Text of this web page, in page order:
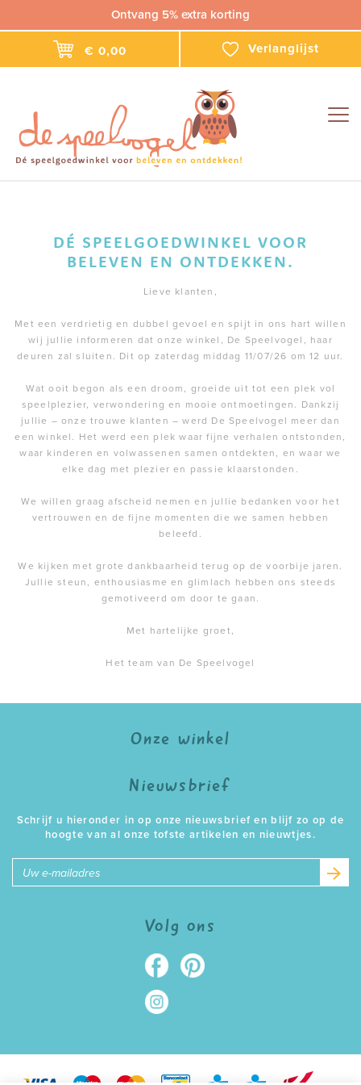
Ontvang 5% extra korting
€ 0,00 Verlanglijst
DÉ SPEELGOEDWINKEL VOOR
BELEVEN EN ONTDEKKEN.
Lieve klanten,
Met een verdrietig en dubbel gevoel en spijt in ons hart willen
wij jullie informeren dat onze winkel, De Speelvogel, haar
deuren zal sluiten. Dit op zaterdag middag 11/07/26 om 12 uur.
Wat ooit begon als een droom, groeide uit tot een plek vol
speelplezier, verwondering en mooie ontmoetingen. Dankzij
jullie – onze trouwe klanten – werd De Speelvogel meer dan
een winkel. Het werd een plek waar fijne verhalen ontstonden,
waar kinderen en volwassenen samen ontdekten, en waar we
elke dag met plezier en passie klaarstonden.
We willen graag afscheid nemen en jullie bedanken voor het
vertrouwen en de fijne momenten die we samen hebben
beleefd.
We kijken met grote dankbaarheid terug op de voorbije jaren.
Jullie steun, enthousiasme en glimlach hebben ons steeds
gemotiveerd om door te gaan.
Met hartelijke groet,
Het team van De Speelvogel
Onze winkel
Nieuwsbrief
Schrijf u hieronder in op onze nieuwsbrief en blijf zo op de
hoogte van al onze tofste artikelen en nieuwtjes.
Volg ons